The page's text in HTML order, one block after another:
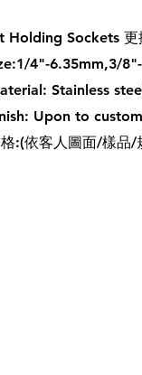
Holding Sockets 更
4"-6.35mm,3/
Stainless
Upon to
:(依客人圖面/樣品/